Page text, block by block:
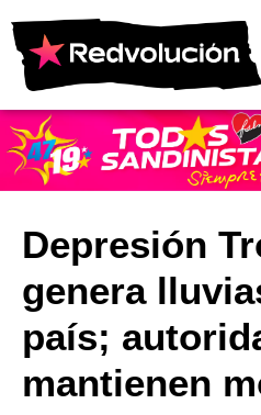
Depresión
genera
país;
mantienen